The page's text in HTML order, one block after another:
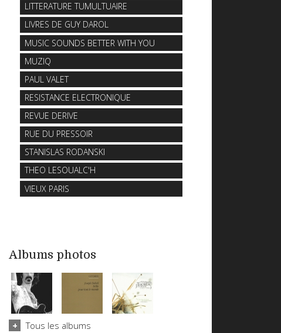
LITTERATURE TUMULTUAIRE
LIVRES DE GUY DAROL
MUSIC SOUNDS BETTER WITH YOU
MUZIQ
PAUL VALET
RESISTANCE ELECTRONIQUE
REVUE DERIVE
RUE DU PRESSOIR
STANISLAS RODANSKI
THEO LESOUALC'H
VIEUX PARIS
Albums photos
Tous les albums